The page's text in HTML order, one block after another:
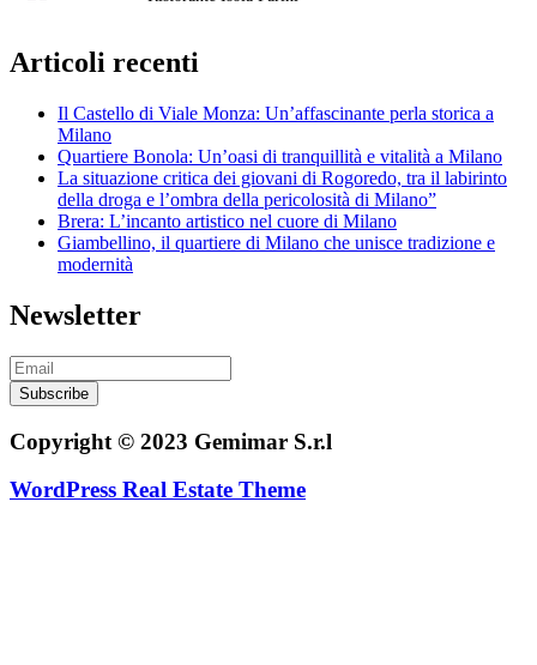
Articoli recenti
Il Castello di Viale Monza: Un’affascinante perla storica a
Milano
Quartiere Bonola: Un’oasi di tranquillità e vitalità a Milano
La situazione critica dei giovani di Rogoredo, tra il labirinto
della droga e l’ombra della pericolosità di Milano”
Brera: L’incanto artistico nel cuore di Milano
Giambellino, il quartiere di Milano che unisce tradizione e
modernità
Newsletter
Subscribe
Copyright © 2023 Gemimar S.r.l
WordPress Real Estate Theme